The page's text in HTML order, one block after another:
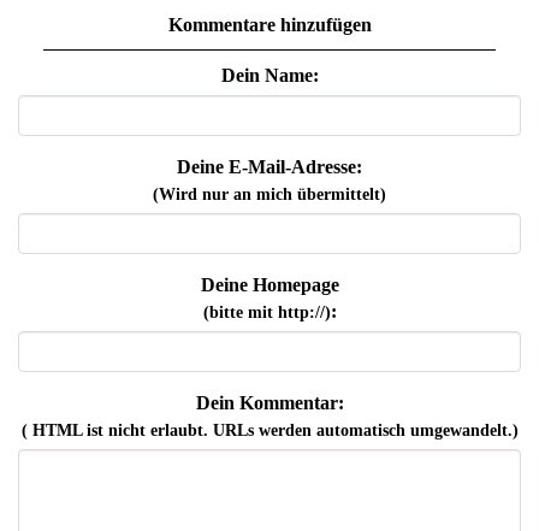
Kommentare hinzufügen
Dein Name:
Deine E-Mail-Adresse:
(Wird nur an mich übermittelt)
Deine Homepage
(bitte mit http://):
Dein Kommentar:
( HTML ist nichterlaubt. URLs werden automatisch umgewandelt.)